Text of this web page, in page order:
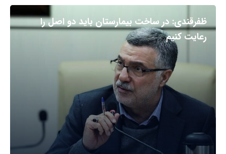
ظفرقندی: در ساخت بیمارستان باید دو اصل را
رعایت کنیم